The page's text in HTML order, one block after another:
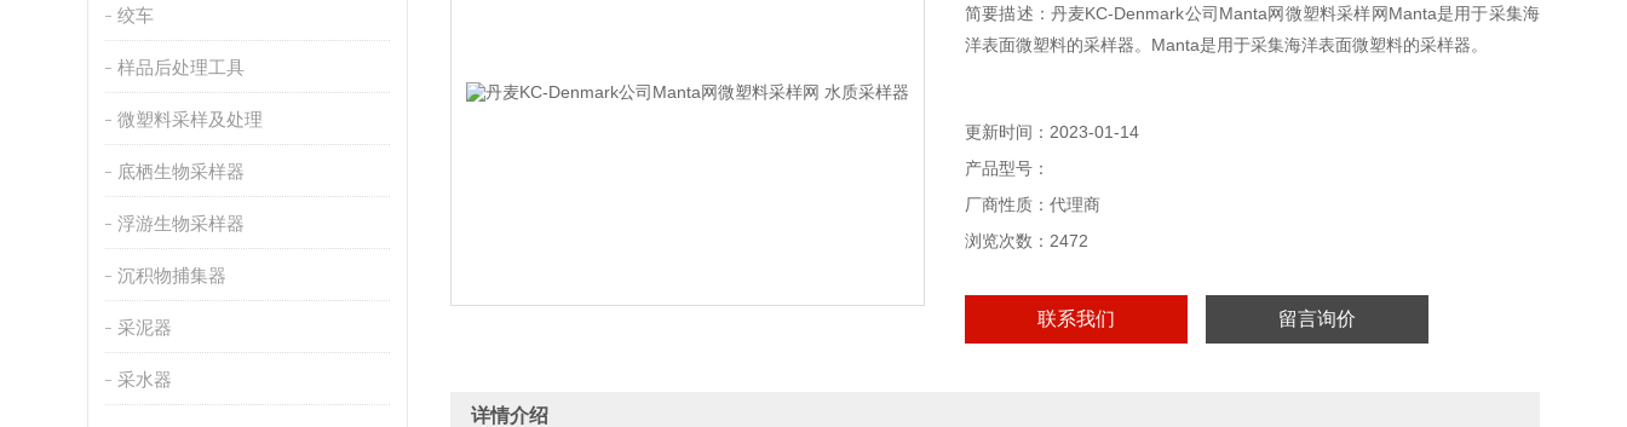
绞车
样品后处理工具
微塑料采样及处理
底栖生物采样器
浮游生物采样器
沉积物捕集器
采泥器
采水器
简要描述：丹麦KC-Denmark公司Manta网微塑料采样网Manta是用于采集海
洋表面微塑料的采样器。Manta是用于采集海洋表面微塑料的采样器。
更新时间：2023-01-14
产品型号：
厂商性质：代理商
浏览次数：2472
联系我们 留言询价
详情介绍